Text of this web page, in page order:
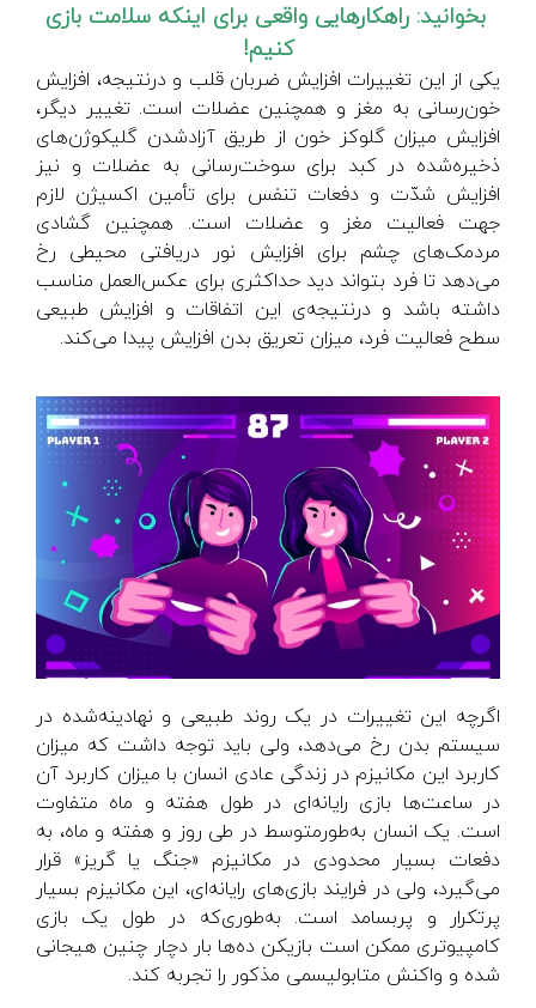
‌بخوانید: راهکارهایی واقعی برای اینکه سلامت بازی
کنیم!
یکی از این تغییرات افزایش ضربان قلب و درنتیجه، افزایش
خون‌رسانی به مغز و همچنین عضلات است. تغییر دیگر،
افزایش میزان گلوکز خون از طریق آزادشدن گلیکوژن‌های
ذخیره‌شده در کبد برای سوخت‌رسانی به عضلات و نیز
افزایش شدّت و دفعات تنفس برای تأمین اکسیژن لازم
جهت فعالیت مغز و عضلات است. همچنین گشادی
مردمک‌های چشم برای افزایش نور دریافتی محیطی رخ
می‌دهد تا فرد بتواند دید حداکثری برای عکس‌العمل مناسب
داشته باشد و درنتیجه‌ی این اتفاقات و افزایش طبیعی
سطح فعالیت فرد، میزان تعریق بدن افزایش پیدا می‌کند.
اگرچه این تغییرات در یک روند طبیعی و نهادینه‌شده در
سیستم بدن رخ می‌دهد، ولی باید توجه داشت که میزان
کاربرد این مکانیزم در زندگی عادی انسان با میزان کاربرد آن
در ساعت‌ها بازی رایانه‌ای در طول هفته و ماه متفاوت
است. یک انسان به‌طورمتوسط در طی روز و هفته و ماه، به
دفعات بسیار محدودی در مکانیزم «جنگ یا گریز» قرار
می‌گیرد، ولی در فرایند بازی­‌های رایانه‌­ای، این مکانیزم بسیار
پرتکرار و پربسامد است. به‌طوری‌که در طول یک بازی
کامپیوتری ممکن است بازیکن ده‌ها بار دچار چنین هیجانی
شده و واکنش متابولیسمی مذکور را تجربه کند.